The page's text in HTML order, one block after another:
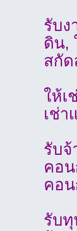
รับง
ดิน,
สกั
ให้เ
เช่า
รับ
คอ
คอ
รับ